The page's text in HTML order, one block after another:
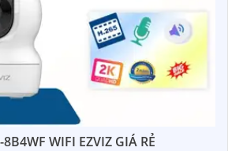
WIFI EZVIZ GIÁ RẺ